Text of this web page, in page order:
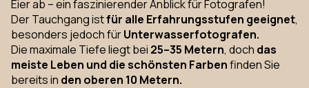
Eier ab – ein faszinierender Anblick für Fotografen!
Der Tauchgang istfür alle Erfahrungsstufen geeignet,
besonders jedoch fürUnterwasserfotografen.
Die maximale Tiefe liegt bei 25–35 Metern, doch das
meiste Leben und die schönsten Farbenfinden Sie
bereits in den oberen 10 Metern.